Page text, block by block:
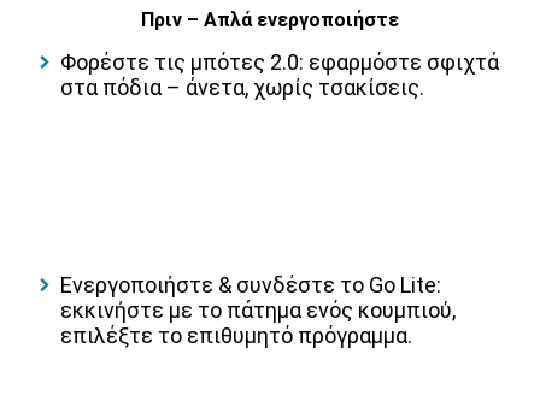
Πριν – Απλά ενεργοποιήστε
Φορέστε τις μπότες 2.0: εφαρμόστε σφιχτά
στα πόδια – άνετα, χωρίς τσακίσεις.
Ενεργοποιήστε & συνδέστε το Go Lite:
εκκινήστε με το πάτημα ενός κουμπιού,
επιλέξτε το επιθυμητό πρόγραμμα.